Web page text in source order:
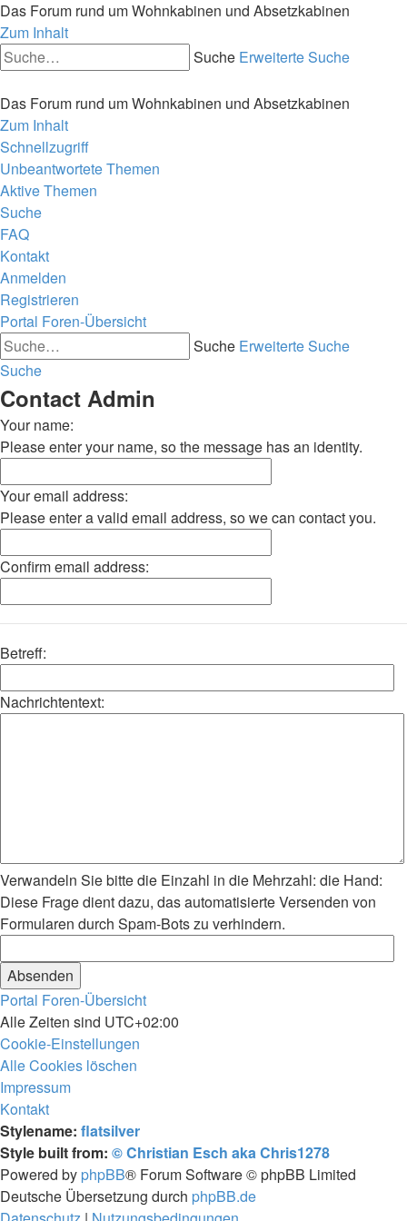
Das Forum rund um Wohnkabinen und Absetzkabinen
Zum Inhalt
Suche Erweiterte Suche
Das Forum rund um Wohnkabinen und Absetzkabinen
Zum Inhalt
Schnellzugriff
Unbeantwortete Themen
Aktive Themen
Suche
FAQ
Kontakt
Anmelden
Registrieren
Portal Foren-Übersicht
Suche Erweiterte Suche
Suche
Contact Admin
Your name:
Please enter your name, so the message has an identity.
Your email address:
Please enter a valid email address, so we can contact you.
Confirm email address:
Betreff:
Nachrichtentext:
Verwandeln Sie bitte die Einzahl in die Mehrzahl: die Hand:
Diese Frage dient dazu, das automatisierte Versenden von
Formularen durch Spam-Bots zu verhindern.
Portal Foren-Übersicht
Alle Zeiten sind UTC+02:00
Cookie-Einstellungen
Alle Cookies löschen
Impressum
Kontakt
Stylename: flatsilver
Style built from: © Christian Esch aka Chris1278
Powered by phpBB® Forum Software © phpBB Limited
Deutsche Übersetzung durch phpBB.de